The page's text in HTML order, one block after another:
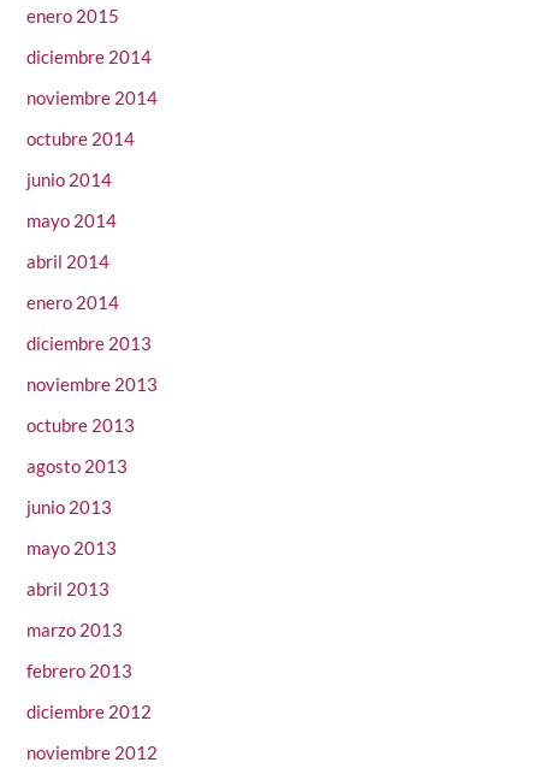
enero 2015
diciembre 2014
noviembre 2014
octubre 2014
junio 2014
mayo 2014
abril 2014
enero 2014
diciembre 2013
noviembre 2013
octubre 2013
agosto 2013
junio 2013
mayo 2013
abril 2013
marzo 2013
febrero 2013
diciembre 2012
noviembre 2012